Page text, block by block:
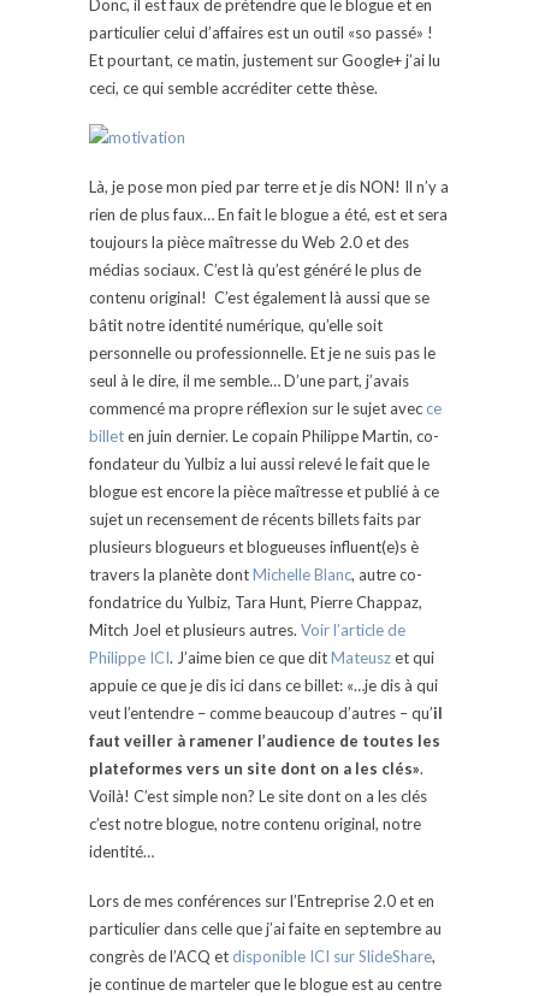
Donc, il est faux de prétendre que le blogue et en
particulier celui d’affaires est un outil «so passé» !
Et pourtant, ce matin, justement sur Google+ j’ai lu
ceci, ce qui semble accréditer cette thèse.
Là, je pose mon pied par terre et je dis NON! Il n’y a
rien de plus faux… En fait le blogue a été, est et sera
toujours la pièce maîtresse du Web 2.0 et des
médias sociaux. C’est là qu’est généré le plus de
contenu original! C’est également là aussi que se
bâtit notre identité numérique, qu’elle soit
personnelle ou professionnelle. Et je ne suis pas le
seul à le dire, il me semble… D’une part, j’avais
commencé ma propre réflexion sur le sujet avec ce
billeten juin dernier. Le copain Philippe Martin, co-
fondateur du Yulbiz a lui aussi relevé le fait que le
blogue est encore la pièce maîtresse et publié à ce
sujet un recensement de récents billets faits par
plusieurs blogueurs et blogueuses influent(e)s è
travers la planète dontMichelle Blanc, autre co-
fondatrice du Yulbiz, Tara Hunt, Pierre Chappaz,
Mitch Joel et plusieurs autres. Voir l’article de
Philippe ICI. J’aime bien ce que ditMateuszet qui
appuie ce que je dis ici dans ce billet: «…je dis à qui
veut l’entendre – comme beaucoup d’autres – qu’il
faut veiller à ramener l’audience de toutes les
plateformes vers un site dont on a les clés».
Voilà! C’est simple non? Le site dont on a les clés
c’est notre blogue, notre contenu original, notre
identité…
Lors de mes conférences sur l’Entreprise 2.0 et en
particulier dans celle que j’ai faite en septembre au
congrès de l’ACQ et disponible ICI sur SlideShare,
je continue de marteler que le blogue est au centre